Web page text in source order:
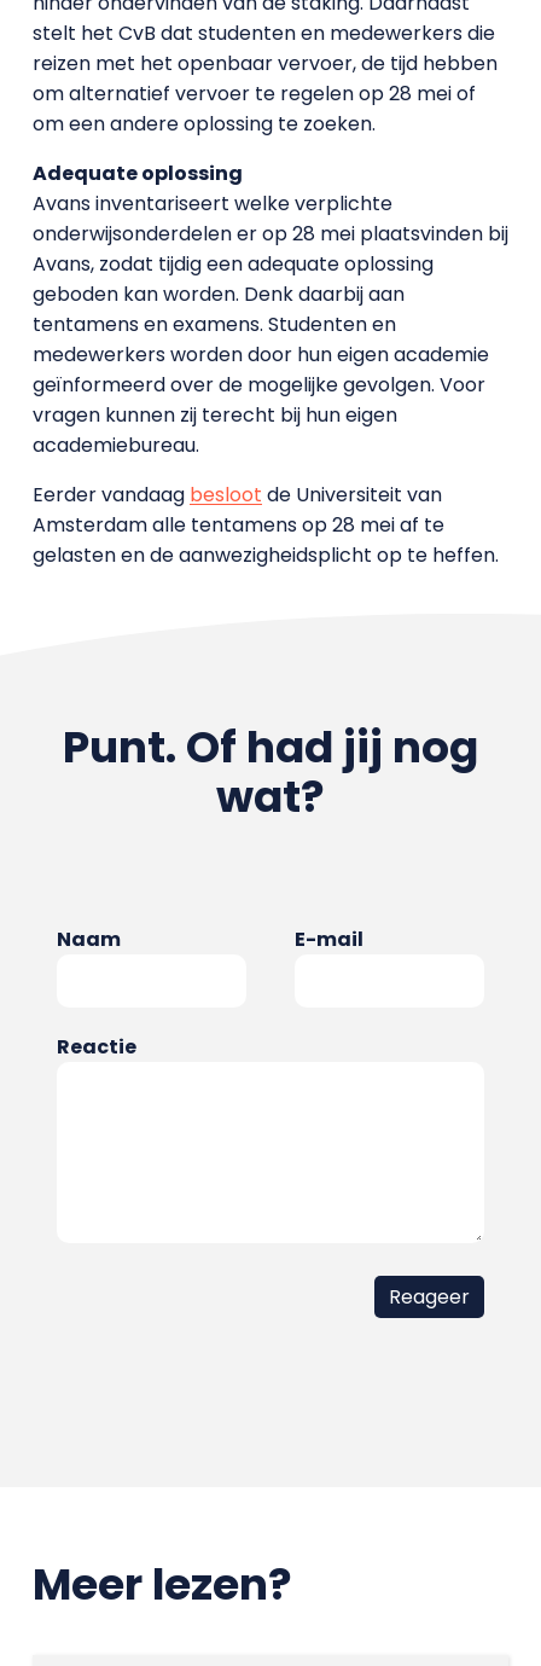
stelt het CvB dat studenten en medewerkers die
reizen met het openbaar vervoer, de tijd hebben
om alternatief vervoer te regelen op 28 mei of
om een andere oplossing te zoeken.
Adequate oplossing
Avans inventariseert welke verplichte
onderwijsonderdelen er op 28 mei plaatsvinden bij
Avans, zodat tijdig een adequate oplossing
geboden kan worden. Denk daarbij aan
tentamens en examens. Studenten en
medewerkers worden door hun eigen academie
geïnformeerd over de mogelijke gevolgen. Voor
vragen kunnen zij terecht bij hun eigen
academiebureau.
Eerder vandaag besloot de Universiteit van
Amsterdam alle tentamens op 28 mei af te
gelasten en de aanwezigheidsplicht op te heffen.
Punt. Of had jij nog
wat?
Naam E-mail
Reactie
Meer lezen?